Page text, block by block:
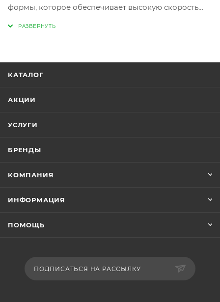
формы, которое обеспечивает высокую скорость
пневматическому ленточному шлифовальному
КАТАЛОГ
АКЦИИ
УСЛУГИ
БРЕНДЫ
КОМПАНИЯ
ИНФОРМАЦИЯ
ПОМОЩЬ
ПОДПИСАТЬСЯ НА РАССЫЛКУ